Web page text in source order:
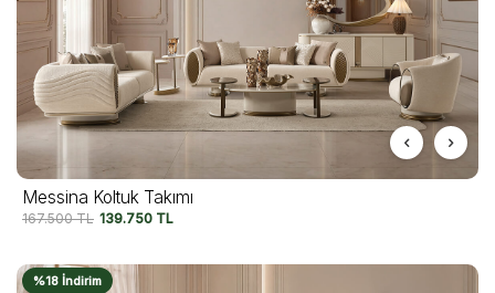
Messina Koltuk Takımı
167.500TL 139.750 TL
%18 İndirim